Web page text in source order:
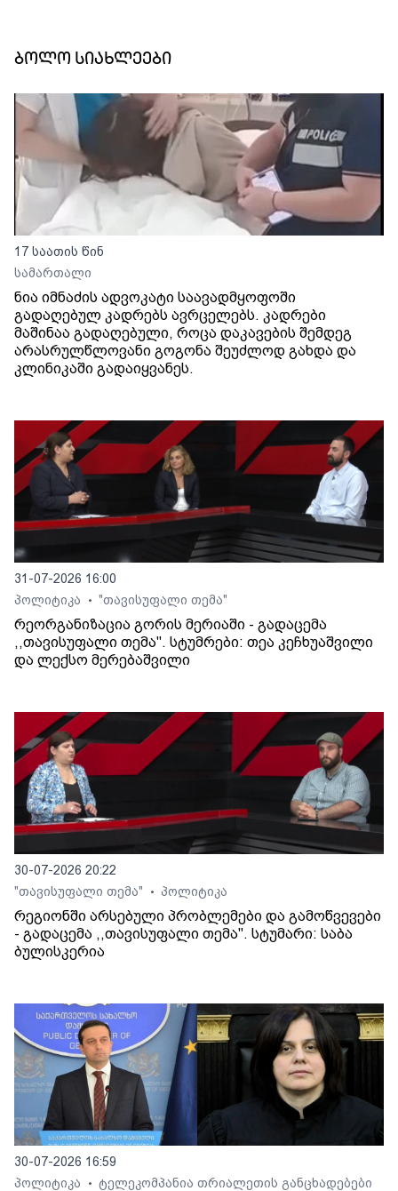
ბოლო სიახლეები
17 საათის წინ
სამართალი
ნია იმნაძის ადვოკატი საავადმყოფოში
გადაღებულ კადრებს ავრცელებს. კადრები
მაშინაა გადაღებული, როცა დაკავების შემდეგ
არასრულწლოვანი გოგონა შეუძლოდ გახდა და
კლინიკაში გადაიყვანეს.
31-07-2026 16:00
პოლიტიკა
• "თავისუფალი თემა"
რეორგანიზაცია გორის მერიაში - გადაცემა
,,თავისუფალი თემა". სტუმრები: თეა კეჩხუაშვილი
და ლექსო მერებაშვილი
30-07-2026 20:22
"თავისუფალი თემა"
• პოლიტიკა
რეგიონში არსებული პრობლემები და გამოწვევები
- გადაცემა ,,თავისუფალი თემა". სტუმარი: საბა
ბულისკერია
30-07-2026 16:59
პოლიტიკა
• ტელეკომპანია თრიალეთის განცხადებები